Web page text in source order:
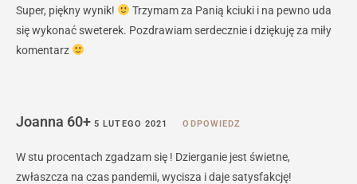
Super, piękny wynik!
Trzymam za Panią kciuki i na pewno uda
się wykonać sweterek. Pozdrawiam serdecznie i dziękuję za miły
komentarz
Joanna 60+ 5 LUTEGO 2021 ODPOWIEDZ
W stu procentach zgadzam się ! Dzierganie jest świetne,
zwłaszcza na czas pandemii, wycisza i daje satysfakcję!